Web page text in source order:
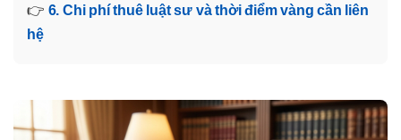
👉 6. Chi phí thuê luật sư và thời điểm vàng cần liên
hệ